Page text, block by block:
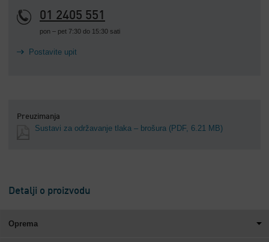
01 2405 551
pon – pet 7:30 do 15:30 sati
Postavite upit
Preuzimanja
Sustavi za održavanje tlaka – brošura (PDF, 6.21 MB)
Detalji o proizvodu
Oprema